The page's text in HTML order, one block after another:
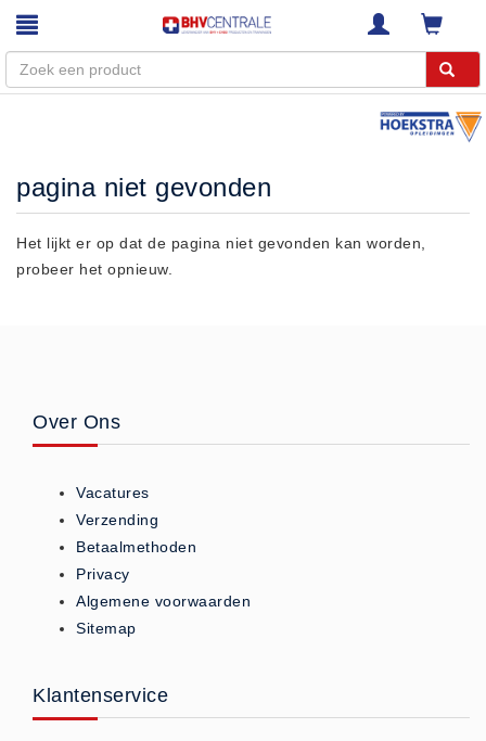
Trainingen
E-Learning
ISO 9001 Begeleiding
Evenementenveiligheid
Ons Team
Nieuws
Betalingsmogelijkheden
pagina niet gevonden
Het lijkt er op dat de pagina niet gevonden kan worden,
probeer het opnieuw.
Over Ons
Vacatures
Verzending
Betaalmethoden
Privacy
Algemene voorwaarden
Sitemap
Klantenservice